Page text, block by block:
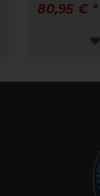
80,95 € *